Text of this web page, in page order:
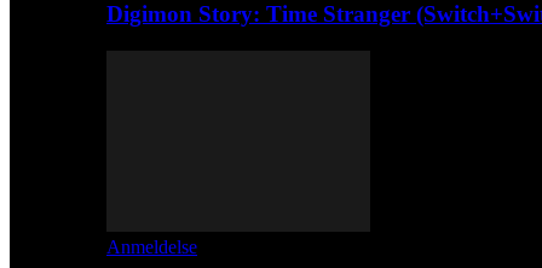
Digimon Story: Time Stranger
Anmeldelse